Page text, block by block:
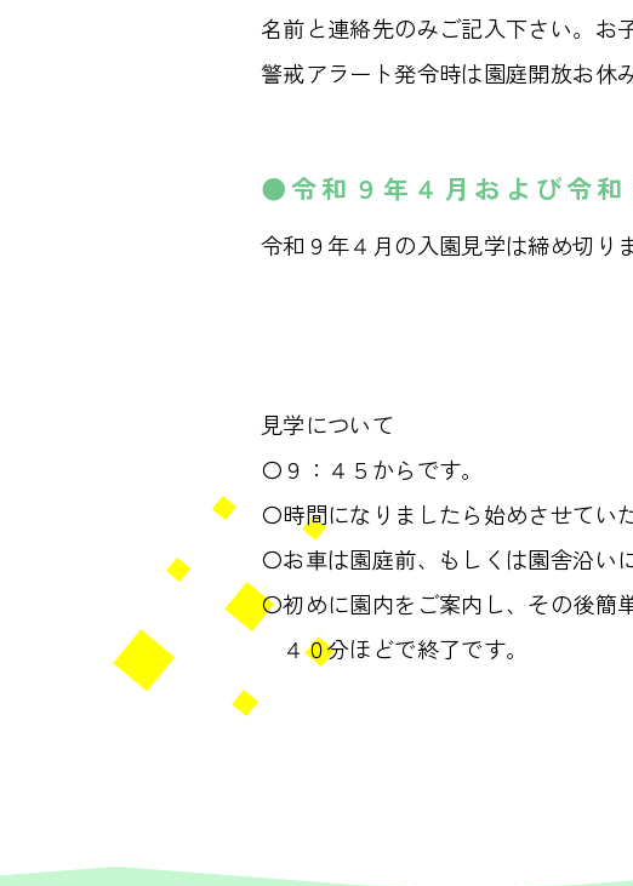
名前と連絡先のみご記入下さい。お
警戒アラート発令時は園庭開放お休
●令和９年４月および令
令和９年４月の入園見学は締め切り
見学について
〇９：４５からです。
〇時間になりましたら始めさせてい
〇お車は園庭前、もしくは園舎沿い
〇初めに園内をご案内し、その後簡
４０分ほどで終了です。